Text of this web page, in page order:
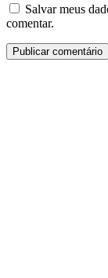
Salvar meus
comentar.